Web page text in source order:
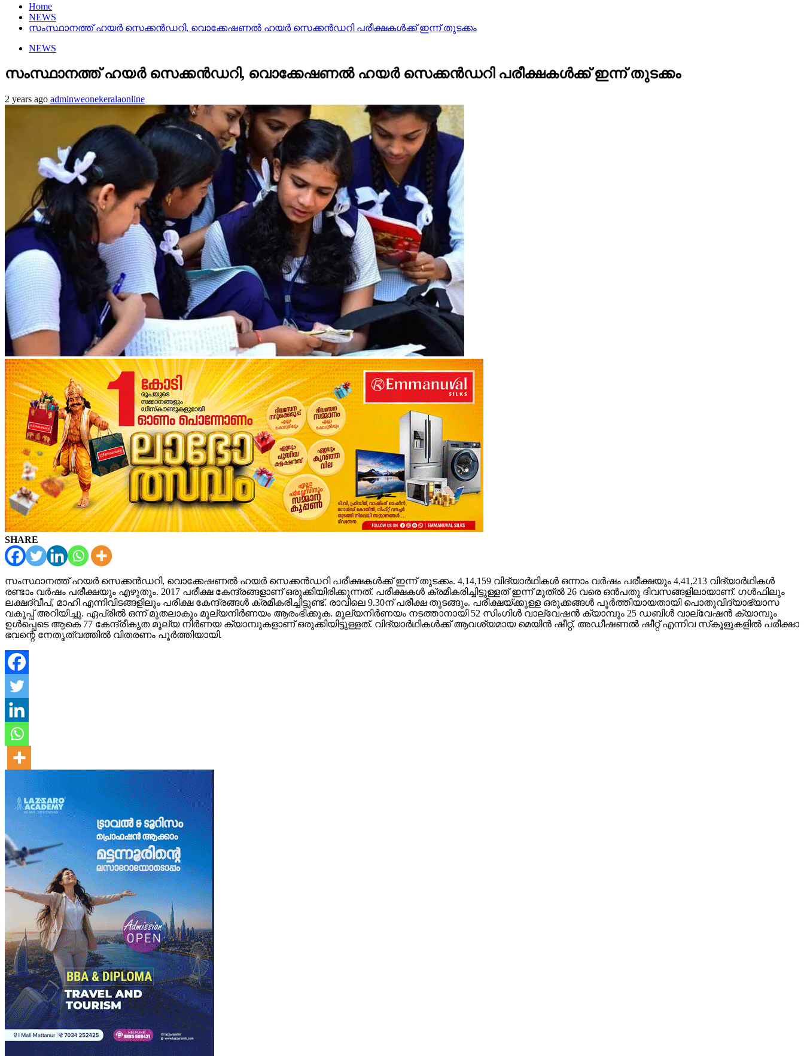
Home
NEWS
സംസ്ഥാനത്ത് ഹയർ സെക്കൻഡറി, വൊക്കേഷണൽ ഹയർ സെക്കൻഡറി പരീക്ഷകൾക്ക് ഇന്ന് തുടക്കം
NEWS
സംസ്ഥാനത്ത് ഹയർ സെക്കൻഡറി, വൊക്കേഷണൽ ഹയർ സെക്കൻഡറി പരീക്ഷകൾക്ക് ഇന്ന് തുടക്കം
2 years ago adminweonekeralaonline
SHARE
സംസ്ഥാനത്ത് ഹയർ സെക്കൻഡറി, വൊക്കേഷണൽ ഹയർ സെക്കൻഡറി പരീക്ഷകൾക്ക് ഇന്ന് തുടക്കം. 4,14,159 വിദ്യാർഥികൾ ഒന്നാം വർഷം പരീക്ഷയും 4,41,213 വിദ്യാർഥികൾ
രണ്ടാം വർഷം പരീക്ഷയും എഴുതും. 2017 പരീക്ഷ കേന്ദ്രങ്ങളാണ് ഒരുക്കിയിരിക്കുന്നത്. പരീക്ഷകൾ ക്രമീകരിച്ചിട്ടുള്ളത് ഇന്ന് മുത്ൽ 26 വരെ ഒൻപതു ദിവസങ്ങളിലായാണ്. ഗൾഫിലും
ലക്ഷദ്വീപ്, മാഹി എന്നിവിടങ്ങളിലും പരീക്ഷ കേന്ദ്രങ്ങൾ ക്രമീകരിച്ചിട്ടുണ്ട്. രാവിലെ 9.30ന് പരീക്ഷ തുടങ്ങും. പരീക്ഷയ്ക്കുള്ള ഒരുക്കങ്ങൾ പൂർത്തിയായതായി പൊതുവിദ്യാഭ്യാസ
വകുപ്പ് അറിയിച്ചു. ഏപ്രിൽ ഒന്ന് മുതലാകും മൂല്യനിർണയം ആരംഭിക്കുക. മൂല്യനിർണയം നടത്താനായി 52 സിംഗിൾ വാല്വേഷൻ ക്യാമ്പും 25 ഡബിൾ വാല്വേഷൻ ക്യാമ്പും
ഉൾപ്പെടെ ആകെ 77 കേന്ദ്രീകൃത മൂല്യ നിർണയ ക്യാമ്പുകളാണ് ഒരുക്കിയിട്ടുള്ളത്. വിദ്യാർഥികൾക്ക് ആവശ്യമായ മെയിൻ ഷീറ്റ്, അഡീഷണൽ ഷീറ്റ് എന്നിവ സ്‌കൂളുകളിൽ പരീക്ഷാ
ഭവന്റെ നേതൃത്വത്തിൽ വിതരണം പൂർത്തിയായി.